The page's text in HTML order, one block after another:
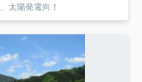
太陽発電向！